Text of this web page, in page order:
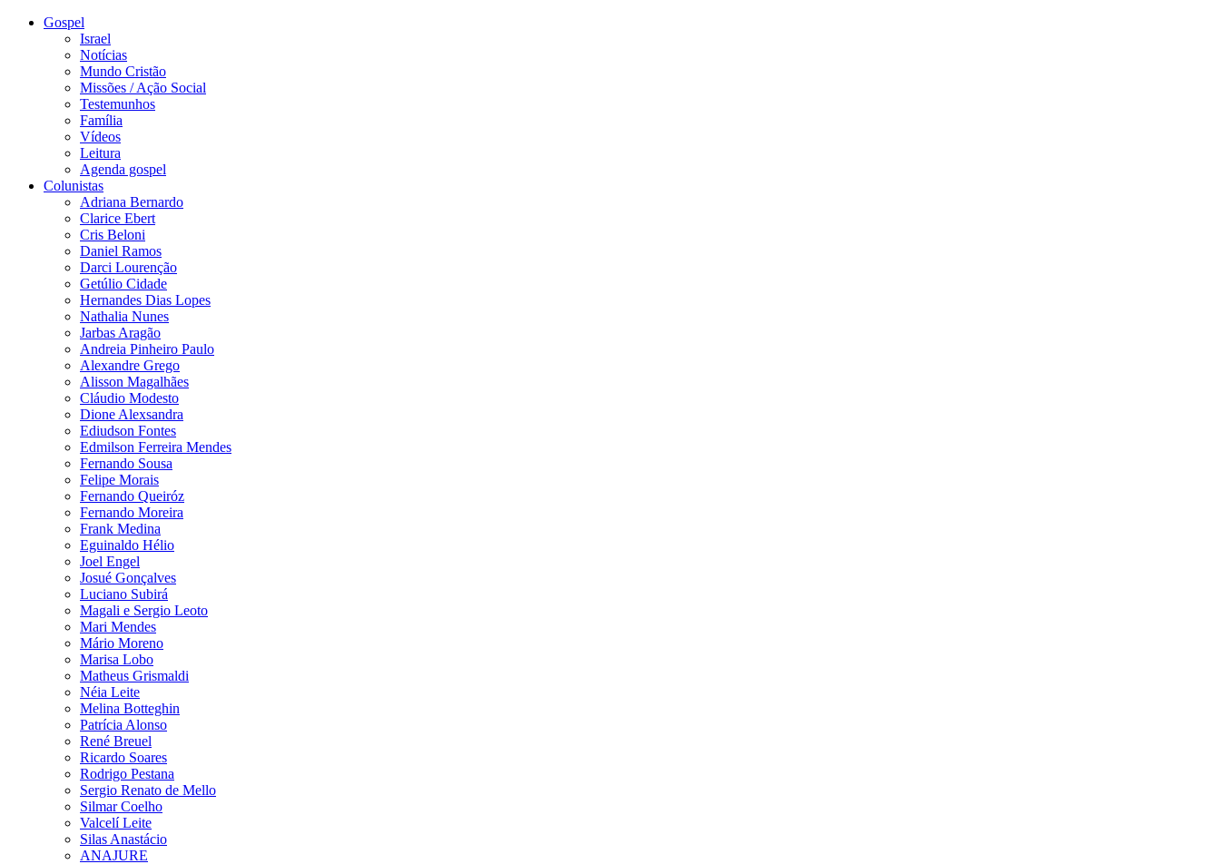
Gospel
Israel
Notícias
Mundo Cristão
Missões / Ação Social
Testemunhos
Família
Vídeos
Leitura
Agenda gospel
Colunistas
Adriana Bernardo
Clarice Ebert
Cris Beloni
Daniel Ramos
Darci Lourenção
Getúlio Cidade
Hernandes Dias Lopes
Nathalia Nunes
Jarbas Aragão
Andreia Pinheiro Paulo
Alexandre Grego
Alisson Magalhães
Cláudio Modesto
Dione Alexsandra
Ediudson Fontes
Edmilson Ferreira Mendes
Fernando Sousa
Felipe Morais
Fernando Queiróz
Fernando Moreira
Frank Medina
Eguinaldo Hélio
Joel Engel
Josué Gonçalves
Luciano Subirá
Magali e Sergio Leoto
Mari Mendes
Mário Moreno
Marisa Lobo
Matheus Grismaldi
Néia Leite
Melina Botteghin
Patrícia Alonso
René Breuel
Ricardo Soares
Rodrigo Pestana
Sergio Renato de Mello
Silmar Coelho
Valcelí Leite
Silas Anastácio
ANAJURE